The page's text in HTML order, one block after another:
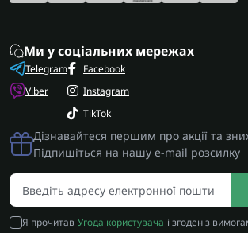
Ми у соціальних мережах
Telegram
Viber
Facebook
Instagram
TikTok
Дізнавайтеся першим про акції та
Підпишіться на нашу e-mail розсилку
Я прочитав Угода користувача і згоден з